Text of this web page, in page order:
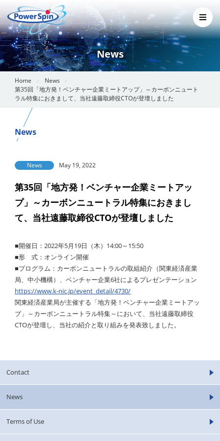
News
Home
News
第35回「地方発！ベンチャー企業ミートアップ」～カーボンニュート
ラル特集におきまして、当社遠藤取締役CTOが登壇しました
News
News May 19, 2022
第35回「地方発！ベンチャー企業ミートアッ
プ」～カーボンニュートラル特集におきまし
て、当社遠藤取締役CTOが登壇しました
■開催日：2022年5月19日（木）14:00～15:50
■形 式：オンライン開催
■プログラム：カーボンニュートラルの取組紹介（関東経済産業
局、中小機構）、ベンチャー企業6社によるプレゼンテーション
https://www.k-nic.jp/event_detail/4730/
関東経済産業局が主催する「地方発！ベンチャー企業ミートアッ
プ」～カーボンニュートラル特集～において、当社遠藤取締役
CTOが登壇し、当社の紹介と取り組みを発表致しました。
Contact
News
Terms of Use